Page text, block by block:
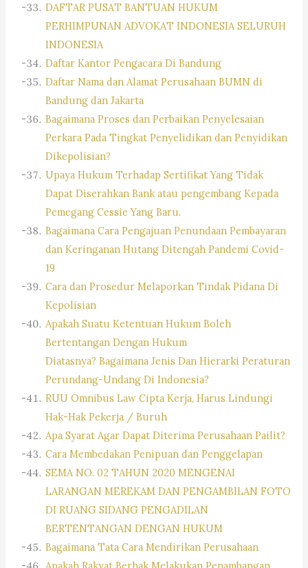
DAFTAR PUSAT BANTUAN HUKUM
PERHIMPUNAN ADVOKAT INDONESIA SELURUH
INDONESIA
Daftar Kantor Pengacara Di Bandung
Daftar Nama dan Alamat Perusahaan BUMN di
Bandung dan Jakarta
Bagaimana Proses dan Perbaikan Penyelesaian
Perkara Pada Tingkat Penyelidikan dan Penyidikan
Dikepolisian?
Upaya Hukum Terhadap Sertifikat Yang Tidak
Dapat Diserahkan Bank atau pengembang Kepada
Pemegang Cessie Yang Baru.
Bagaimana Cara Pengajuan Penundaan Pembayaran
dan Keringanan Hutang Ditengah Pandemi Covid-
19
Cara dan Prosedur Melaporkan Tindak Pidana Di
Kepolisian
Apakah Suatu Ketentuan Hukum Boleh
Bertentangan Dengan Hukum
Diatasnya? Bagaimana Jenis Dan Hierarki Peraturan
Perundang-Undang Di Indonesia?
RUU Omnibus Law Cipta Kerja, Harus Lindungi
Hak-Hak Pekerja / Buruh
Apa Syarat Agar Dapat Diterima Perusahaan Pailit?
Cara Membedakan Penipuan dan Penggelapan
SEMA NO. 02 TAHUN 2020 MENGENAI
LARANGAN MEREKAM DAN PENGAMBILAN FOTO
DI RUANG SIDANG PENGADILAN
BERTENTANGAN DENGAN HUKUM
Bagaimana Tata Cara Mendirikan Perusahaan